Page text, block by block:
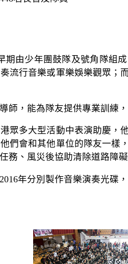
期由少年團鼓隊及號角隊組
流行音樂或軍樂娛樂觀眾
師，能為隊友提供專業訓練
眾多大型活動中表演助慶
們會和其他單位的隊友一
務、風災後協助清除道路障
年分別製作音樂演奏光碟